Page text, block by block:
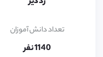
تعداد دانش آموزان
1140 نفر